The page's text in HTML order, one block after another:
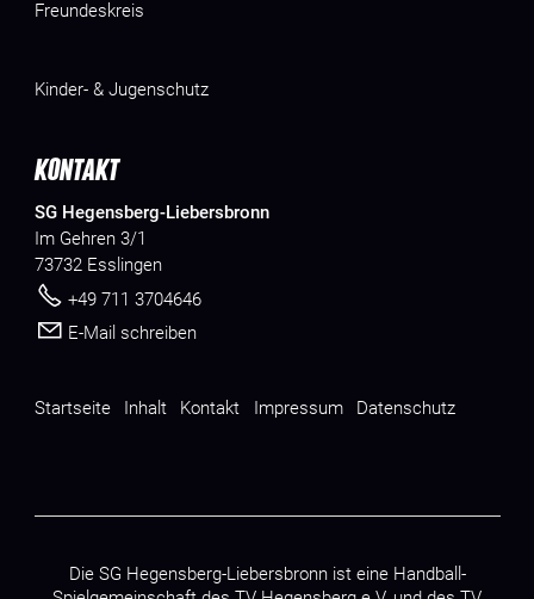
Freundeskreis
Kinder- & Jugenschutz
KONTAKT
SG Hegensberg-Liebersbronn
Im Gehren 3/1
73732 Esslingen
+49 711 3704646
E-Mail schreiben
Startseite Inhalt Kontakt Impressum Datenschutz
Die SG Hegensberg-Liebersbronn ist eine Handball-